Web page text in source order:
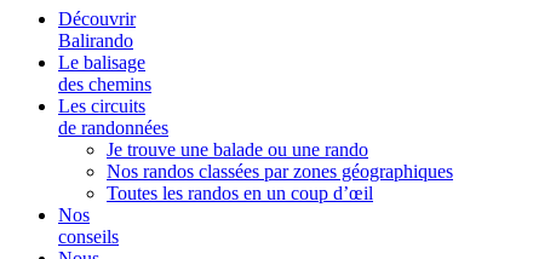
Découvrir
Balirando
Le balisage
des chemins
Les circuits
de randonnées
Je trouve une balade ou une rando
Nos randos classées par zones géographiques
Toutes les randos en un coup d’œil
Nos
conseils